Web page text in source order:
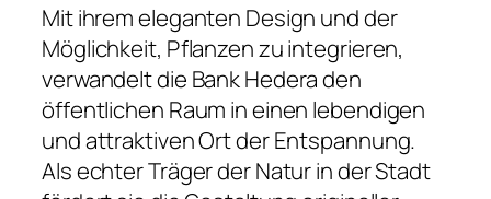
Mit ihrem eleganten Design und der
Möglichkeit, Pflanzen zu integrieren,
verwandelt die Bank Hedera den
öffentlichen Raum in einen lebendigen
und attraktiven Ort der Entspannung.
Als echter Träger der Natur in der Stadt